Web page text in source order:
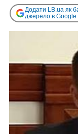
Додати LB.ua як
джерело в Google